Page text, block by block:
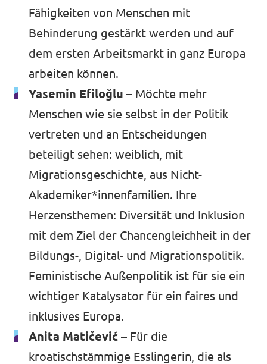
Fähigkeiten von Menschen mit
Behinderung gestärkt werden und auf
dem ersten Arbeitsmarkt in ganz Europa
arbeiten können.
Yasemin Efiloğlu – Möchte mehr
Menschen wie sie selbst in der Politik
vertreten und an Entscheidungen
beteiligt sehen: weiblich, mit
Migrationsgeschichte, aus Nicht-
Akademiker*innenfamilien. Ihre
Herzensthemen: Diversität und Inklusion
mit dem Ziel der Chancengleichheit in der
Bildungs-, Digital- und Migrationspolitik.
Feministische Außenpolitik ist für sie ein
wichtiger Katalysator für ein faires und
inklusives Europa.
Anita Matičević – Für die
kroatischstämmige Esslingerin, die als